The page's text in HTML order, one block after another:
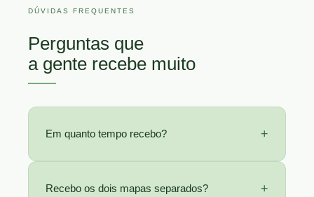
DÚVIDAS FREQUENTES
Perguntas que
a gente recebe muito
Em quanto tempo recebo? +
Recebo os dois mapas separados? +